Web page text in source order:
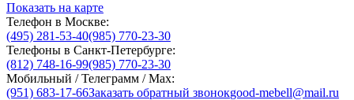
Показать на карте
Телефон в Москве:
(495) 281-53-40(985) 770-23-30
Телефоны в Санкт-Петербурге:
(812) 748-16-99(985) 770-23-30
Мобильный / Телеграмм / Max:
(951) 683-17-66Заказать обратный звонокgood-mebell@mail.ru